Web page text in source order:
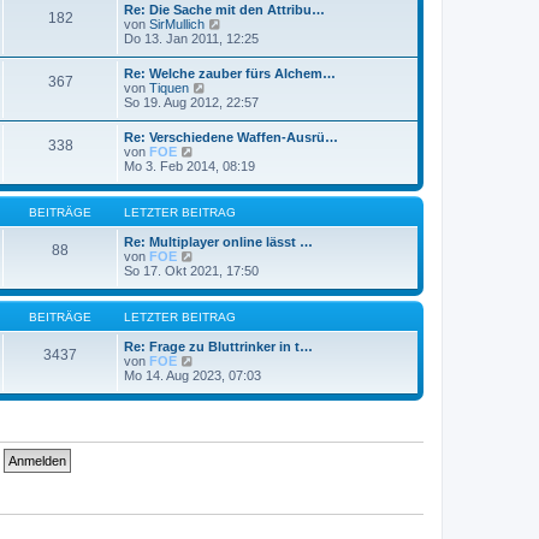
t
r
a
g
s
t
e
r
B
e
i
t
r
a
g
182
Re: Die Sache mit den Attribu…
von SirMullich
e
e
s
e
r
B
i
t
r
a
g
Do 13. Jan 2011, 12:25
367
Re: Welche zauber fürs Alchem…
von Tiquen
e
e
s
e
r
B
e
i
t
a
g
So 19. Aug 2012, 22:57
338
Re: Verschiedene Waffen-Ausrü…
von FOE
e
e
s
e
r
B
e
i
r
g
Mo 3. Feb 2014, 08:19
BEITRÄGE LETZTER BEITRAG
88
Re: Multiplayer online lässt …
von FOE
e
e
s
e
r
B
e
i
a
So 17. Okt 2021, 17:50
BEITRÄGE LETZTER BEITRAG
3437
Re: Frage zu Bluttrinker in t…
von FOE
e
e
e
t
Mo 14. Aug 2023, 07:03